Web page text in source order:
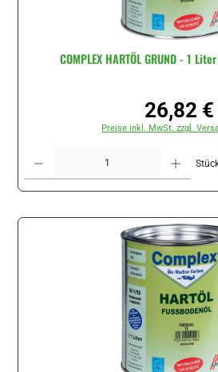
COMPLEX HARTÖL GRUND - 1
Regulärer Preis:
26,82 €
Preise inkl. MwSt. zzgl.